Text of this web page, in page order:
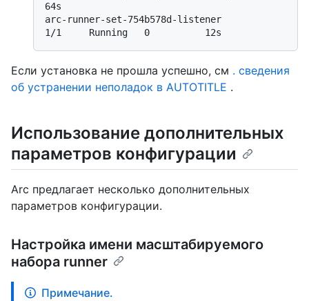
64s
arc-runner-set-754b578d-listener
Если установка не прошла успешно, см . сведения
об устранении неполадок в AUTOTITLE .
Использование дополнительных
параметров конфигурации
Arc предлагает несколько дополнительных
параметров конфигурации.
Настройка имени масштабируемого
набора runner
Примечание.